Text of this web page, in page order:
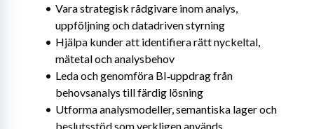
Vara strategisk rådgivare inom analys,
uppföljning och datadriven styrning
Hjälpa kunder att identifiera rätt nyckeltal,
mätetal och analysbehov
Leda och genomföra BI‑uppdrag från
behovsanalys till färdig lösning
Utforma analysmodeller, semantiska lager och
beslutsstöd som verkligen används